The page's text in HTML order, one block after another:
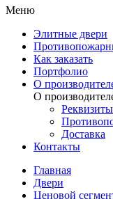
Меню
Элитные двери
Как заказать
Портфолио
О
О
Реквизиты
Доставка
Контакты
Главная
Двери
Ценовой